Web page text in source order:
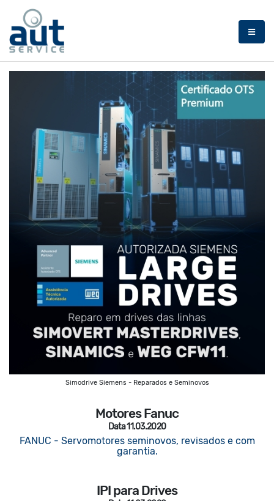
Motores Fanuc
Data 11.03.2020
FANUC - Servomotores seminovos, revisados e com
garantia.
IPI para Drives
Simodrive Siemens - Reparados e Seminovos